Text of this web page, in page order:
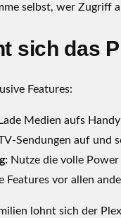
selbst, wer Zugriff
sich das
Features:
Lade Medien aufs
Sendungen auf und
Nutze die volle
Features vor allen
lohnt sich der